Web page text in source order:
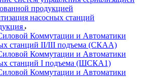
продукцией
насосных станций
Коммутации и Автоматики
станций II/III подъема (СКАА)
Коммутации и Автоматики
станций I подъема (ШСКА1)
Коммутации и Автоматики